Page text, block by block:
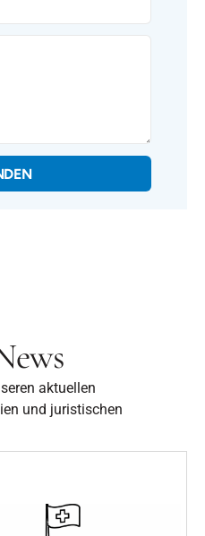
aktuellen
und juristischen